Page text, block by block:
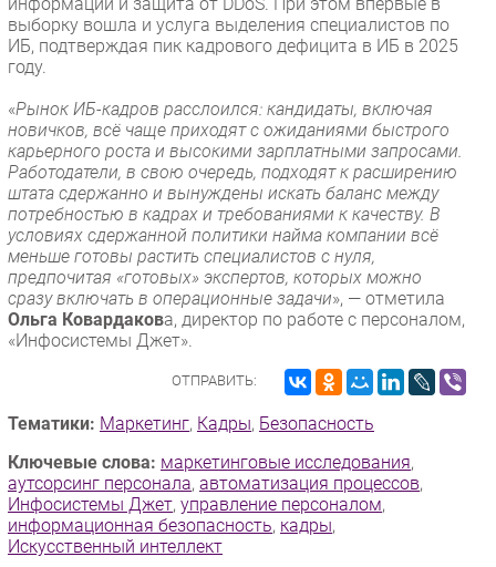
выборку вошла и услуга выделения специалистов по
ИБ, подтверждая пик кадрового дефицита в ИБ в 2025
году.
«Рынок ИБ-кадров расслоился: кандидаты, включая
новичков, всё чаще приходят с ожиданиями быстрого
карьерного роста и высокими зарплатными запросами.
Работодатели, в свою очередь, подходят к расширению
штата сдержанно и вынуждены искать баланс между
потребностью в кадрах и требованиями к качеству. В
условиях сдержанной политики найма компании всё
меньше готовы растить специалистов с нуля,
предпочитая «готовых» экспертов, которых можно
сразу включать в операционные задачи», — отметила
Ольга Ковардакова, директор по работе с персоналом,
«Инфосистемы Джет».
ОТПРАВИТЬ:
Тематики: Маркетинг, Кадры, Безопасность
Ключевые слова: маркетинговые исследования,
аутсорсинг персонала, автоматизация процессов,
Инфосистемы Джет, управление персоналом,
информационная безопасность, кадры,
Искусственный интеллект